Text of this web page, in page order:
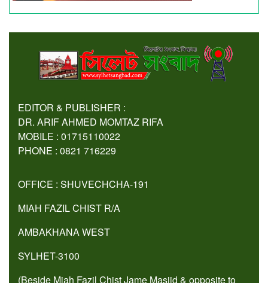
EDITOR & PUBLISHER :
DR. ARIF AHMED MOMTAZ RIFA
MOBILE : 01715110022
PHONE : 0821 716229
OFFICE : SHUVECHCHA-191
MIAH FAZIL CHIST R/A
AMBAKHANA WEST
SYLHET-3100
(Beside Miah Fazil Chist Jame Masjid & opposite to